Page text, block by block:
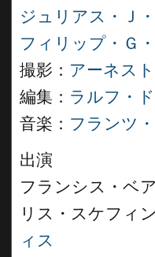
ジュリアス・Ｊ
フィリップ・Ｇ
撮影： アーネス
編集： ラルフ・
音楽： フランツ
出演
フランシス・ベ
リス・スケフィ
ィス